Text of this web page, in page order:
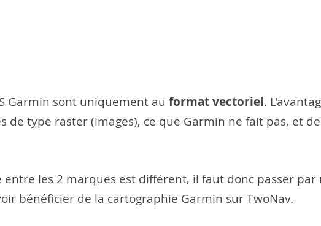
Garmin sont uniquement au format vectoriel.
de type raster (images), ce que Garmin ne fait pas, et
les 2 marques est différent, il faut donc passer
bénéficier de la cartographie Garmin sur TwoNav.